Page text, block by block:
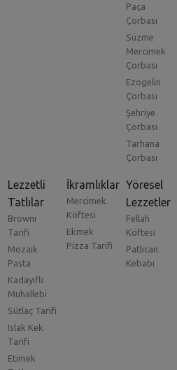
Paça
Çorbası
Süzme
Mercimek
Çorbası
Ezogelin
Çorbası
Şehriye
Çorbası
Tarhana
Çorbası
Lezzetli
Tatlılar
Browni
Tarifi
Mozaik
Pasta
Kadayıflı
Muhallebi
Sütlaç Tarifi
Islak Kek
Tarifi
Etimek
İkramlıklar
Mercimek
Köftesi
Ekmek
Pizza Tarifi
Yöresel
Lezzetler
Fellah
Köftesi
Patlıcan
Kebabı